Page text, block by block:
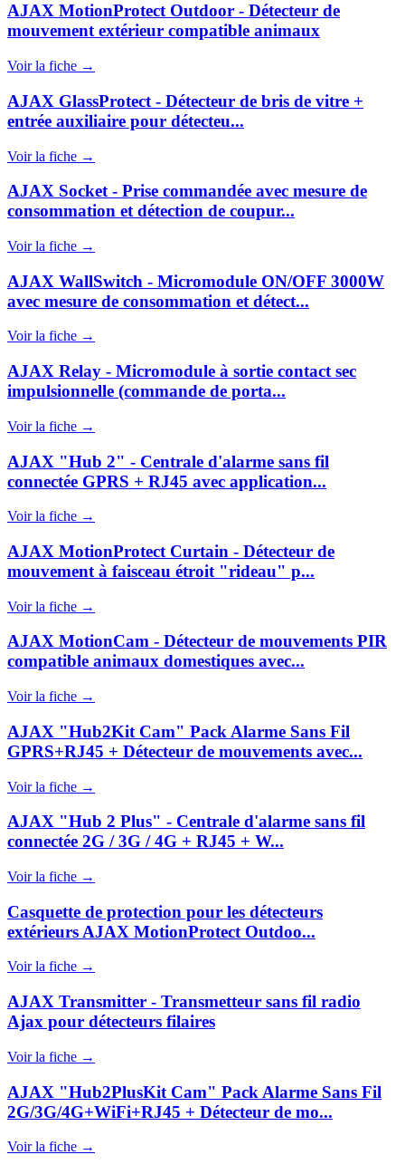
AJAX MotionProtect Outdoor - Détecteur de
mouvement extérieur compatible animaux
Voir la fiche →
AJAX GlassProtect - Détecteur de bris de vitre +
entrée auxiliaire pour détecteu...
Voir la fiche →
AJAX Socket - Prise commandée avec mesure de
consommation et détection de coupur...
Voir la fiche →
AJAX WallSwitch - Micromodule ON/OFF 3000W
avec mesure de consommation et détect...
Voir la fiche →
AJAX Relay - Micromodule à sortie contact sec
impulsionnelle (commande de porta...
Voir la fiche →
AJAX "Hub 2" - Centrale d'alarme sans fil
connectée GPRS + RJ45 avec application...
Voir la fiche →
AJAX MotionProtect Curtain - Détecteur de
mouvement à faisceau étroit "rideau" p...
Voir la fiche →
AJAX MotionCam - Détecteur de mouvements PIR
compatible animaux domestiques avec...
Voir la fiche →
AJAX "Hub2Kit Cam" Pack Alarme Sans Fil
GPRS+RJ45 + Détecteur de mouvements avec...
Voir la fiche →
AJAX "Hub 2 Plus" - Centrale d'alarme sans fil
connectée 2G / 3G / 4G + RJ45 + W...
Voir la fiche →
Casquette de protection pour les détecteurs
extérieurs AJAX MotionProtect Outdoo...
Voir la fiche →
AJAX Transmitter - Transmetteur sans fil radio
Ajax pour détecteurs filaires
Voir la fiche →
AJAX "Hub2PlusKit Cam" Pack Alarme Sans Fil
2G/3G/4G+WiFi+RJ45 + Détecteur de mo...
Voir la fiche →